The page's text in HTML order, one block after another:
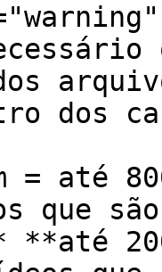
dos
= até
que
**até